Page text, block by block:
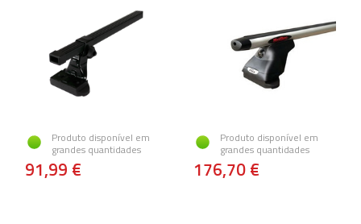
Produto disponível em
grandes quantidades
91,99 €
Produto disponível em
grandes quantidades
176,70 €